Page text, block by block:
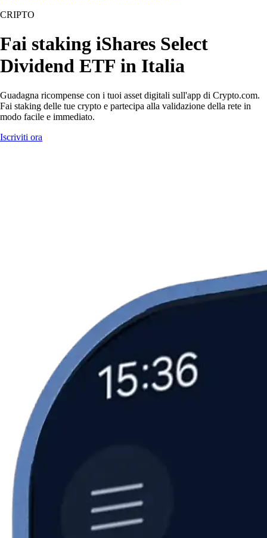
CRIPTO
Fai staking iShares Select
Dividend ETF in Italia
Guadagna ricompense con i tuoi asset digitali sull'app di Crypto.com.
Fai staking delle tue crypto e partecipa alla validazione della rete in
modo facile e immediato.
Iscriviti ora